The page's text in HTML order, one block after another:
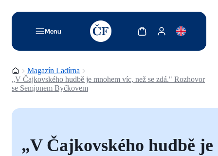
Menu
TODO: Add description for reader
Zobrazit košíkZobrazit můj účet
Domovská stránka
Magazín Ladírna
„V Čajkovského hudbě je mnohem víc, než se zdá." Rozhovor
se Semjonem Byčkovem
„V Čajkovského hudbě je